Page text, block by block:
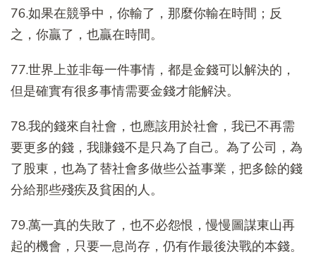
76.如果在競爭中，你輸了，那麼你輸在時間；反
之，你贏了，也贏在時間。
77.世界上並非每一件事情，都是金錢可以解決的，
但是確實有很多事情需要金錢才能解決。
78.我的錢來自社會，也應該用於社會，我已不再需
要更多的錢，我賺錢不是只為了自己。為了公司，為
了股東，也為了替社會多做些公益事業，把多餘的錢
分給那些殘疾及貧困的人。
79.萬一真的失敗了，也不必怨恨，慢慢圖謀東山再
起的機會，只要一息尚存，仍有作最後決戰的本錢。